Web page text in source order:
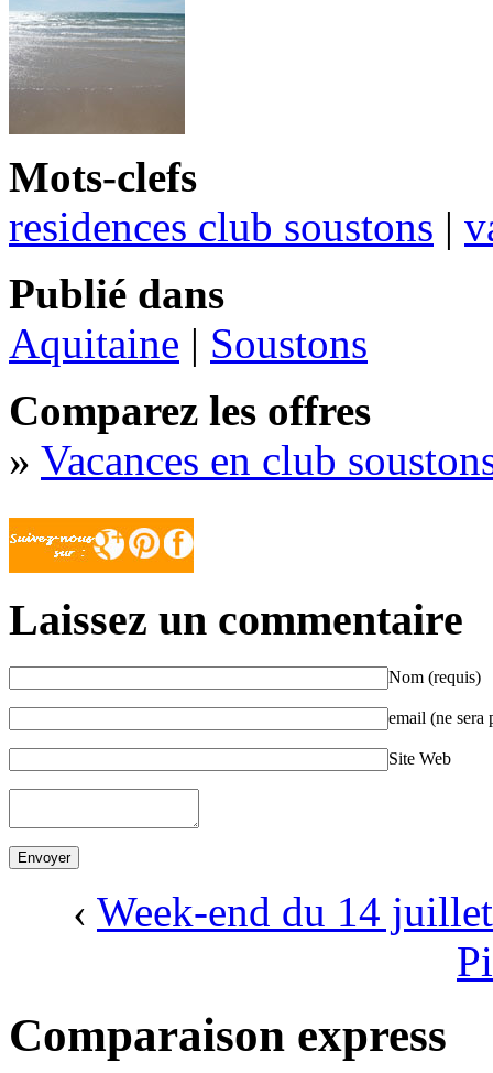
Mots-clefs
residences club soustons |
Publié dans
Aquitaine | Soustons
Comparez les offres
» Vacances en club
Laissez un commentaire
Nom (requis)
email (ne sera
Site Web
‹ Week-end du 14 juillet
Comparaison express